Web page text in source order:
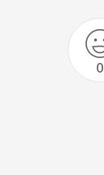
0